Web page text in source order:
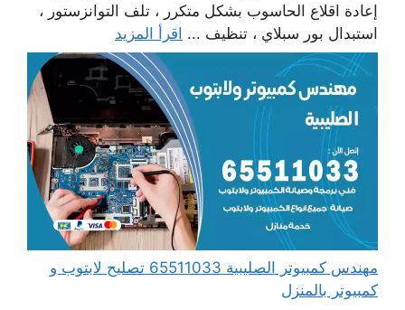
إعادة اقلاع الحاسوب بشكل متكرر ، تلف التوانزستور ،
استبدال بور سبلاي ، تنظيف ... اقرأ المزيد
مهندس كمبيوتر الصليبية 65511033 تصليح لابتوب و
كمبيوتر بالمنزل